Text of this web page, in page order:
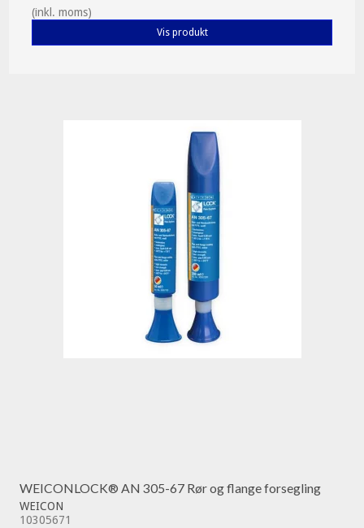
(inkl. moms)
Vis produkt
WEICONLOCK® AN 305-67 Rør og flange forsegling
WEICON
10305671